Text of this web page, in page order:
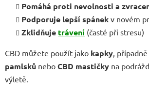
Pomáhá proti nevolnosti a
Podporuje lepší spánek v novém
Zklidňuje trávení (časté při stresu)
CBD můžete použít jako kapky,
pamlsků nebo CBD mastičky na
výletě.